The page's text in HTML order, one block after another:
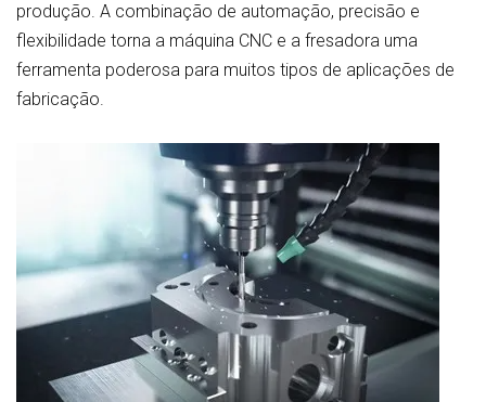
produção. A combinação de automação, precisão e
flexibilidade torna a máquina CNC e a fresadora uma
ferramenta poderosa para muitos tipos de aplicações de
fabricação.